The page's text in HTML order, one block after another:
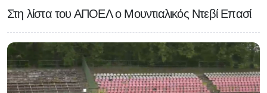
Στη λίστα του ΑΠΟΕΛ ο Μουντιαλικός Ντεβί Επασί